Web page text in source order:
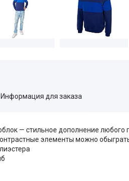
Информация для заказа
— стильное дополнение любого
элементы можно